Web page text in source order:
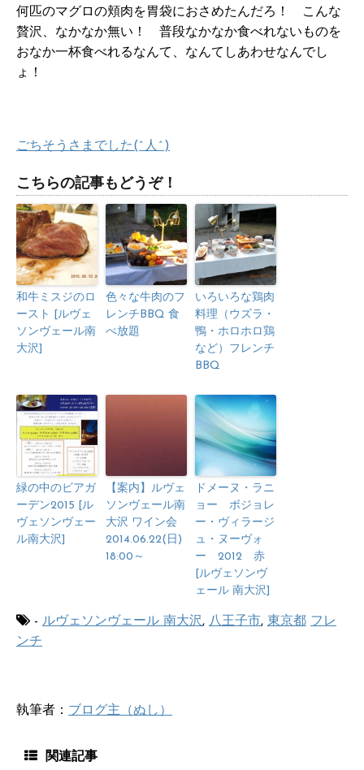
何匹のマグロの頬肉を胃袋におさめたんだろ！ こんな
贅沢、なかなか無い！ 普段なかなか食べれないものを
おなか一杯食べれるなんて、なんてしあわせなんでし
ょ！
ごちそうさまでした(^人^)
こちらの記事もどうぞ！
和牛ミスジのロ
ースト [ルヴェ
ソンヴェール南
大沢]
色々な牛肉のフ
レンチBBQ 食
べ放題
いろいろな鶏肉
料理（ウズラ・
鴨・ホロホロ鶏
など）フレンチ
BBQ
緑の中のビアガ
ーデン2015 [ル
ヴェソンヴェー
ル南大沢]
【案内】ルヴェ
ソンヴェール南
大沢 ワイン会
2014.06.22(日)
18:00～
ドメーヌ・ラニ
ョー ボジョレ
ー・ヴィラージ
ュ・ヌーヴォ
ー 2012 赤
[ルヴェソンヴ
ェール 南大沢]
- ルヴェソンヴェール 南大沢, 八王子市, 東京都 フレ
ンチ
執筆者： ブログ主（ぬし）
関連記事